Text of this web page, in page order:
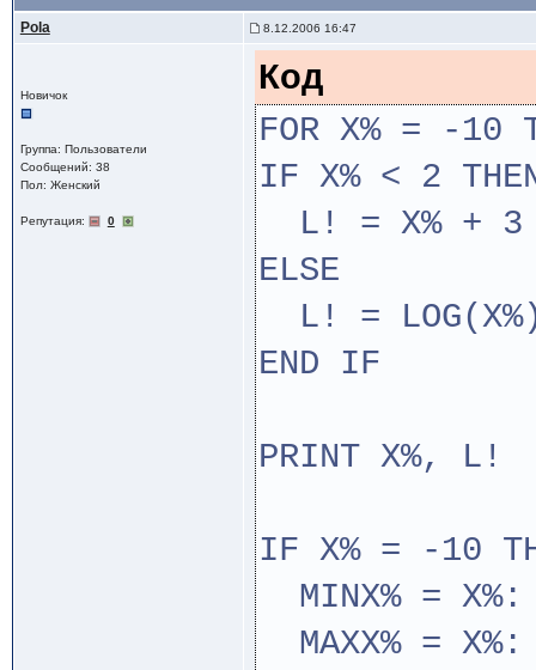
Pola 8.12.2006 16:47
Новичок
Группа: Пользователи
Сообщений: 38
Пол: Женский
Репутация: 0
Код
FOR X% = -10
IF X% < 2
L! = X% + 3
ELSE
L! =
END IF
PRINT X%, L!
IF X% = -10
MINX% =
MAXX% =